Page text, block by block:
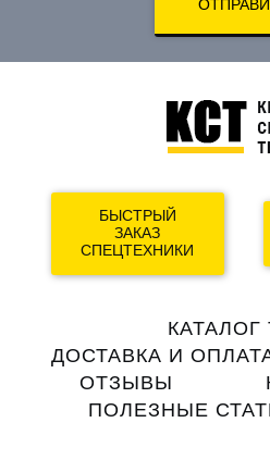
БЫСТРЫЙ
ЗАКАЗ
СПЕЦТЕХНИКИ
navigation
КАТАЛОГ
ДОСТАВКА И
ОТЗЫВЫ
ПОЛЕЗНЫЕ